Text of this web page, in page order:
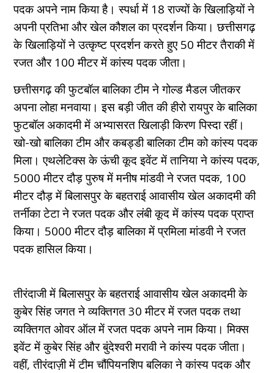
पदक अपने नाम किया है। स्पर्धा में 18 राज्यों के खिलाड़ियों ने
अपनी प्रतिभा और खेल कौशल का प्रदर्शन किया। छत्तीसगढ़
के खिलाड़ियों ने उत्कृष्ट प्रदर्शन करते हुए 50 मीटर तैराकी में
रजत और 100 मीटर में कांस्य पदक जीता।
छत्तीसगढ़ की फुटबॉल बालिका टीम ने गोल्ड मैडल जीतकर
अपना लोहा मनवाया। इस बड़ी जीत की हीरो रायपुर के बालिका
फुटबॉल अकादमी में अभ्यासरत खिलाड़ी किरण पिस्दा रहीं।
खो-खो बालिका टीम और कबड्डी बालिका टीम को कांस्य पदक
मिला। एथलेटिक्स के ऊंची कूद इवेंट में तानिया ने कांस्य पदक,
5000 मीटर दौड़ पुरुष में मनीष मांडवी ने रजत पदक, 100
मीटर दौड़ में बिलासपुर के बहतराई आवासीय खेल अकादमी की
तर्नीका टेटा ने रजत पदक और लंबी कूद में कांस्य पदक प्राप्त
किया। 5000 मीटर दौड़ बालिका में प्रमिला मांडवी ने रजत
पदक हासिल किया।
तीरंदाजी में बिलासपुर के बहतराई आवासीय खेल अकादमी के
कुबेर सिंह जगत ने व्यक्तिगत 30 मीटर में रजत पदक तथा
व्यक्तिगत ओवर ऑल में रजत पदक अपने नाम किया। मिक्स
इवेंट में कुबेर सिंह और बुंदेश्वरी मरावी ने कांस्य पदक जीता।
वहीं, तीरंदाज़ी में टीम चौंपियनशिप बलिका ने कांस्य पदक और